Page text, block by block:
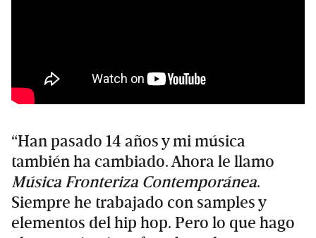
“Han pasado 14 años y mi música
también ha cambiado. Ahora le llamo
Música Fronteriza Contemporánea.
Siempre he trabajado con samples y
elementos del hip hop. Pero lo que hago